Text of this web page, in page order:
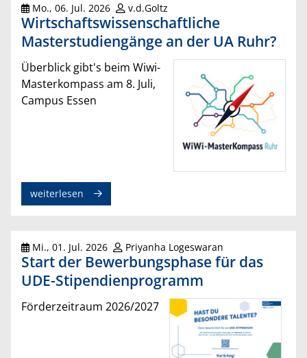
Mo., 06. Jul. 2026 v.d.Goltz
Wirtschaftswissenschaftliche
Masterstudiengänge an der UA Ruhr?
Überblick gibt's beim Wiwi-
Masterkompass am 8. Juli,
Campus Essen
weiterlesen
Mi., 01. Jul. 2026 Priyanha Logeswaran
Start der Bewerbungsphase für das
UDE-Stipendienprogramm
Förderzeitraum 2026/2027